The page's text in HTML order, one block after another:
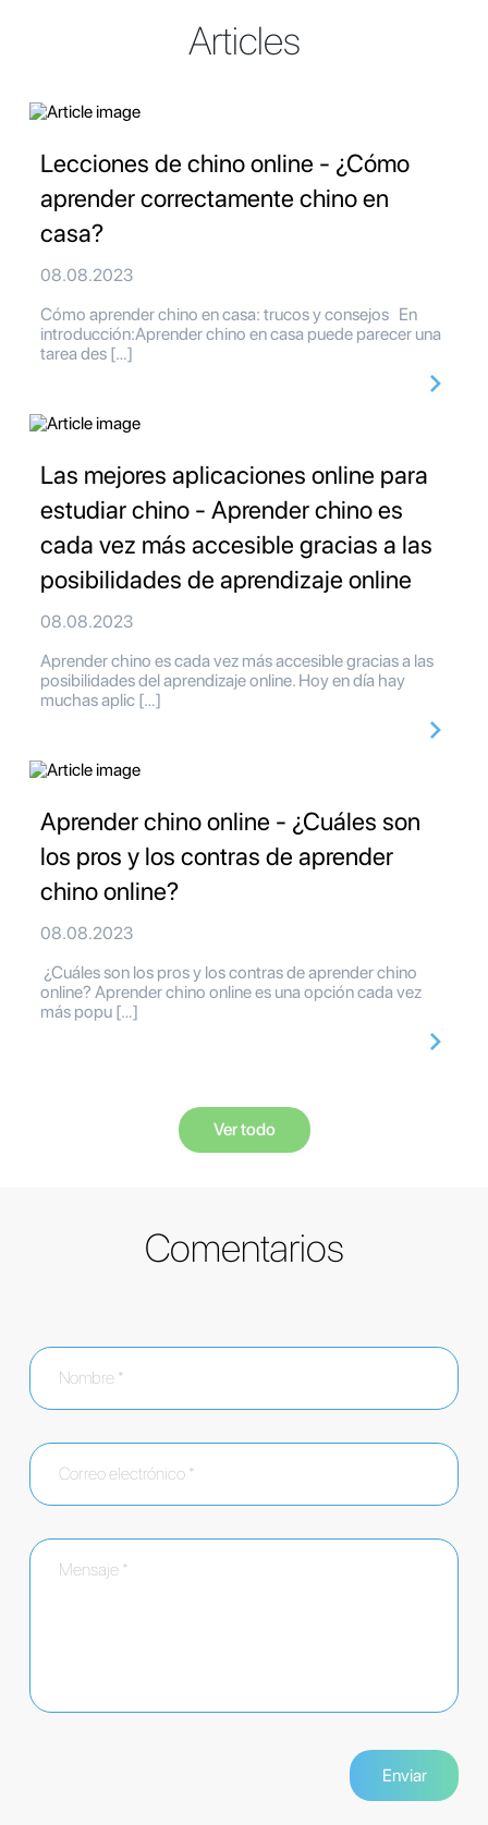
Articles
Lecciones de chino online - ¿Cómo
aprender correctamente chino en
casa?
08.08.2023
Cómo aprender chino en casa: trucos y consejos En
introducción:Aprender chino en casa puede parecer una
tarea des […]
Las mejores aplicaciones online para
estudiar chino - Aprender chino es
cada vez más accesible gracias a las
posibilidades de aprendizaje online
08.08.2023
Aprender chino es cada vez más accesible gracias a las
posibilidades del aprendizaje online. Hoy en día hay
muchas aplic […]
Aprender chino online - ¿Cuáles son
los pros y los contras de aprender
chino online?
08.08.2023
¿Cuáles son los pros y los contras de aprender chino
online? Aprender chino online es una opción cada vez
más popu […]
Ver todo
Comentarios